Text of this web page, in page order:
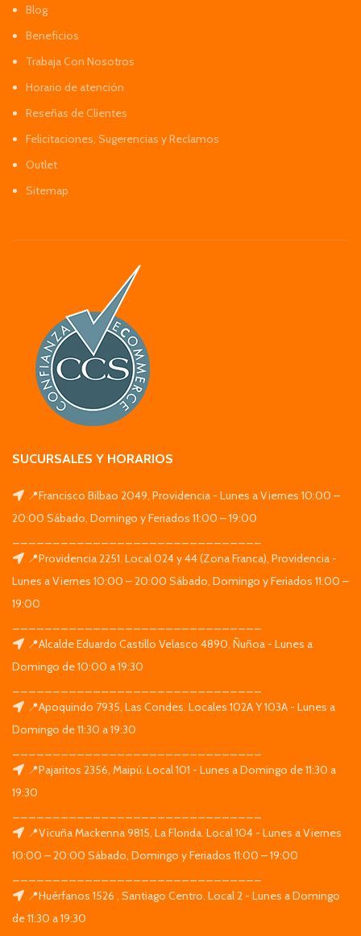
Blog
Beneficios
Trabaja Con Nosotros
Horario de atención
Reseñas de Clientes
Felicitaciones, Sugerencias y Reclamos
Outlet
Sitemap
SUCURSALES Y HORARIOS
📍Francisco Bilbao 2049, Providencia - Lunes a Viernes 10:00 –
20:00 Sábado, Domingo y Feriados 11:00 – 19:00
📍Providencia 2251. Local 024 y 44 (Zona Franca), Providencia -
Lunes a Viernes 10:00 – 20:00 Sábado, Domingo y Feriados 11:00 –
19:00
📍Alcalde Eduardo Castillo Velasco 4890, Ñuñoa - Lunes a
Domingo de 10:00 a 19:30
📍Apoquindo 7935, Las Condes. Locales 102A Y 103A - Lunes a
Domingo de 11:30 a 19:30
📍Pajaritos 2356, Maipú. Local 101 - Lunes a Domingo de 11:30 a
19:30
📍Vicuña Mackenna 9815, La Florida. Local 104 - Lunes a Viernes
10:00 – 20:00 Sábado, Domingo y Feriados 11:00 – 19:00
📍Huérfanos 1526 , Santiago Centro. Local 2 - Lunes a Domingo
de 11:30 a 19:30